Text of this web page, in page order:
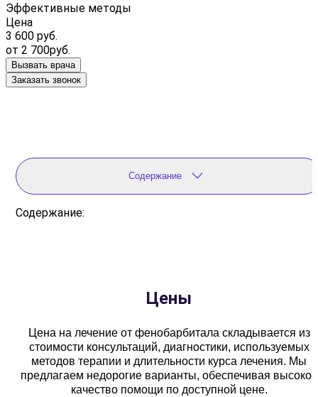
Эффективные методы
Цена
3 600 руб.
от 2 700руб.
Вызвать врача
Заказать звонок
Содержание
Содержание:
Цены
Цена на лечение от фенобарбитала складывается из
стоимости консультаций, диагностики, используемых
методов терапии и длительности курса лечения. Мы
предлагаем недорогие варианты, обеспечивая высокое
качество помощи по доступной цене.